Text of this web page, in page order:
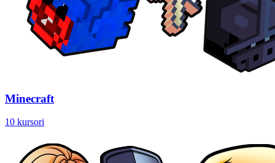
Minecraft
10 kursori